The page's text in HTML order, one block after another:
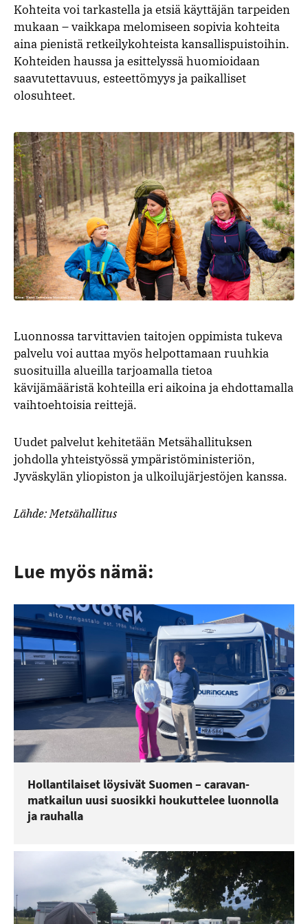
Kohteita voi tarkastella ja etsiä käyttäjän tarpeiden
mukaan – vaikkapa melomiseen sopivia kohteita
aina pienistä retkeilykohteista kansallispuistoihin.
Kohteiden haussa ja esittelyssä huomioidaan
saavutettavuus, esteettömyys ja paikalliset
olosuhteet.
Luonnossa tarvittavien taitojen oppimista tukeva
palvelu voi auttaa myös helpottamaan ruuhkia
suosituilla alueilla tarjoamalla tietoa
kävijämääristä kohteilla eri aikoina ja ehdottamalla
vaihtoehtoisia reittejä.
Uudet palvelut kehitetään Metsähallituksen
johdolla yhteistyössä ympäristöministeriön,
Jyväskylän yliopiston ja ulkoilujärjestöjen kanssa.
Lähde: Metsähallitus
Lue myös nämä:
Hollantilaiset löysivät Suomen – caravan-
matkailun uusi suosikki houkuttelee luonnolla
ja rauhalla